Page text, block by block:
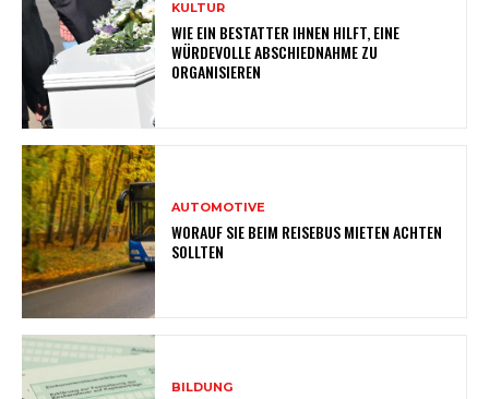
KULTUR
WIE EIN BESTATTER IHNEN HILFT, EINE
WÜRDEVOLLE ABSCHIEDNAHME ZU
ORGANISIEREN
AUTOMOTIVE
WORAUF SIE BEIM REISEBUS MIETEN ACHTEN
SOLLTEN
BILDUNG